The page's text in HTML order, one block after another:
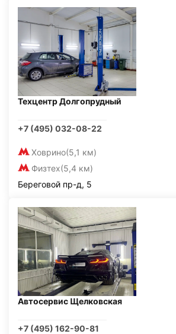
Техцентр Долгопрудный
+7 (495) 032-08-22
Ховрино(5,1 км)
Физтех(5,4 км)
Береговой пр-д, 5
Автосервис Щелковская
+7 (495) 162-90-81